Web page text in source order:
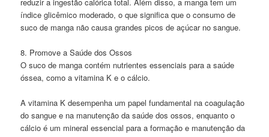
índice glicêmico moderado, o que significa que o consumo de
suco de manga não causa grandes picos de açúcar no sangue.
8. Promove a Saúde dos Ossos
O suco de manga contém nutrientes essenciais para a saúde
óssea, como a vitamina K e o cálcio.
A vitamina K desempenha um papel fundamental na coagulação
do sangue e na manutenção da saúde dos ossos, enquanto o
cálcio é um mineral essencial para a formação e manutenção da